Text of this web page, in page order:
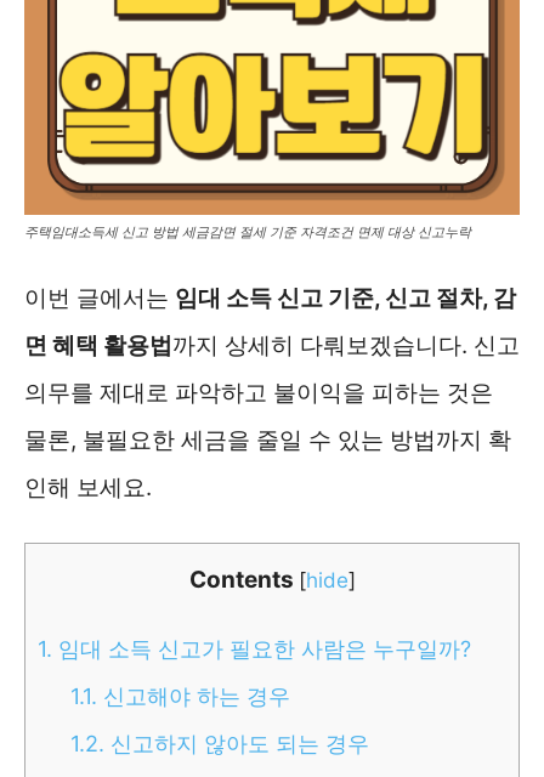
주택임대소득세 신고 방법 세금감면 절세 기준 자격조건 면제 대상 신고누락
이번 글에서는 임대 소득 신고 기준, 신고 절차, 감
면 혜택 활용법 까지 상세히 다뤄보겠습니다. 신고
의무를 제대로 파악하고 불이익을 피하는 것은
물론, 불필요한 세금을 줄일 수 있는 방법까지 확
인해 보세요.
Contents [hide]
1. 임대 소득 신고가 필요한 사람은 누구일까?
1.1. 신고해야 하는 경우
1.2. 신고하지 않아도 되는 경우